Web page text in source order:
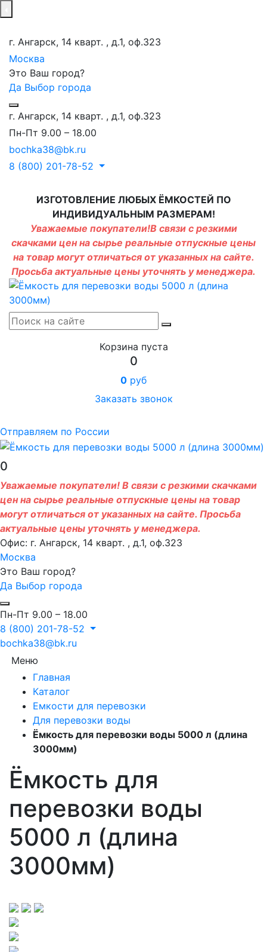
г. Ангарск, 14 кварт. , д.1, оф.323
Москва
Это Ваш город?
Да Выбор города
г. Ангарск, 14 кварт. , д.1, оф.323
Пн-Пт 9.00 – 18.00
bochka38@bk.ru
8 (800) 201-78-52
ИЗГОТОВЛЕНИЕ ЛЮБЫХ ЁМКОСТЕЙ ПО
ИНДИВИДУАЛЬНЫМ РАЗМЕРАМ!
Уважаемые покупатели!В связи с резкими
скачками цен на сырье реальные отпускные цены
на товар могут отличаться от указанных на сайте.
Просьба актуальные цены уточнять у менеджера.
Корзина пуста
0
0 руб
Заказать звонок
Отправляем по России
0
Уважаемые покупатели! В связи с резкими скачками
цен на сырье реальные отпускные цены на товар
могут отличаться от указанных на сайте. Просьба
актуальные цены уточнять у менеджера.
Офис: г. Ангарск, 14 кварт. , д.1, оф.323
Москва
Это Ваш город?
Да Выбор города
Пн-Пт 9.00 – 18.00
8 (800) 201-78-52
bochka38@bk.ru
Меню
Главная
Каталог
Емкости для перевозки
Для перевозки воды
Ёмкость для перевозки воды 5000 л (длина
3000мм)
Ёмкость для
перевозки воды
5000 л (длина
3000мм)